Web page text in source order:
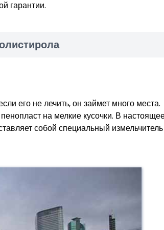
гарантии.
его не лечить, он займет много места.
на мелкие кусочки. В
собой специальный измельчитель